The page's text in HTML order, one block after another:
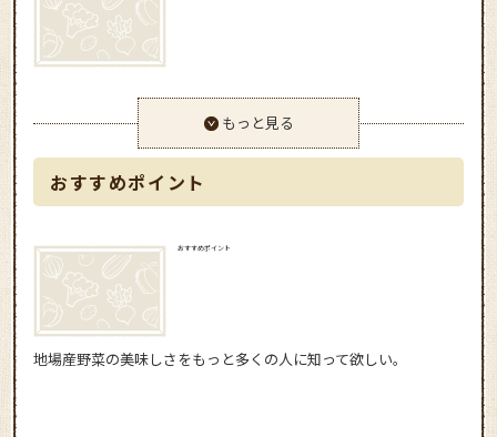
もっと見る
おすすめポイント
おすすめポイント
地場産野菜の美味しさをもっと多くの人に知って欲しい。